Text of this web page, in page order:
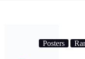
Posters